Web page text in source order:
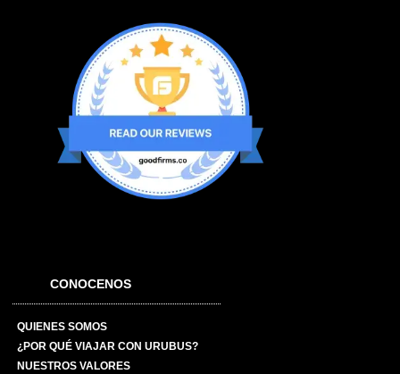
CONOCENOS
QUIENES SOMOS
¿POR QUÉ VIAJAR CON URUBUS?
NUESTROS VALORES